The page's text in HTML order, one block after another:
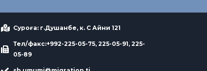
Суроға: г.Душанбе, к. С Айни 121
Тел/факс:+992-225-05-75, 225-05-91, 225-
05-89